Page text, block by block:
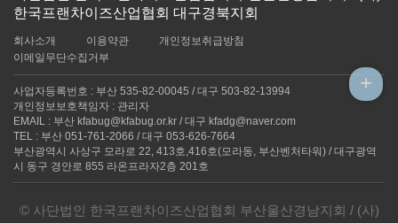
+
한국프랜차이즈산업협회 대구경북지회
회사소개 이용약관
개인정보취급방침
이메일무단수집거부
사업자등록번호 : 부산 535-82-00045 / 대구 503-82-13994
개인정보보호책임자 : 관리자
EMAIL : 부산 kfabug@kfabug.or.kr / 대구 kfadg@naver.com
TEL : 부산 051-761-2066 / 대구 053-626-7664
부산광역시 사상구 모라로 22, 413호,416호(모라동, 부산벤처타워) / 대구광역
시 동구 경안로 855 라온프라자2층 201호
© 사단법인 한국프랜차이즈산업협회 부산울산경남지회 / (사)